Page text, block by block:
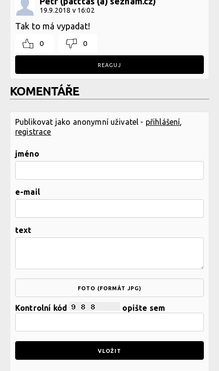
19.9.2018 v 16:02
Tak to má vypadat!
0 0
REAGUJ
KOMENTÁŘE
Publikovat jako anonymní uživatel - přihlášení
registrace
jméno
e-mail
text
FOTO (FORMÁT JPG)
Kontrolní kód opište sem